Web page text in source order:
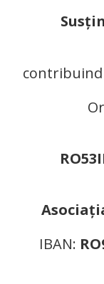
IBAN: